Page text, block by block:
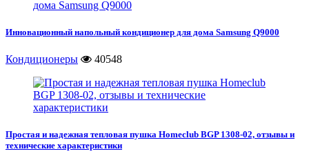
Инновационный напольный кондиционер для дома Samsung Q9000
Кондиционеры 40548
Простая и надежная тепловая пушка Homeclub BGP 1308-02, отзывы и
технические характеристики